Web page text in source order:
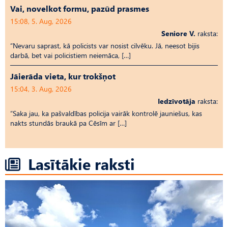
Vai, novelkot formu, pazūd prasmes
15:08, 5. Aug, 2026
Seniore V. raksta:
“Nevaru saprast, kā policists var nosist cilvēku. Jā, neesot bijis
darbā, bet vai policistiem neiemāca, […]
Jāierāda vieta, kur trokšņot
15:04, 3. Aug, 2026
Iedzīvotāja raksta:
“Saka jau, ka pašvaldības policija vairāk kontrolē jauniešus, kas
nakts stundās braukā pa Cēsīm ar […]
Lasītākie raksti